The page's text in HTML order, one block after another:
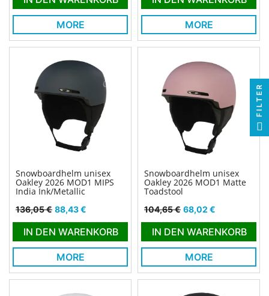
MORE MORE
Snowboardhelm unisex
Oakley 2026 MOD1 MIPS
India Ink/Metallic
Verkaufspreis
136,05 € Preis
88,43 €
IN DEN WARENKORB
MORE
Snowboardhelm unisex
Oakley 2026 MOD1 Matte
Toadstool
Verkaufspreis
104,65 € Preis
68,02 €
IN DEN WARENKORB
MORE
FILTER